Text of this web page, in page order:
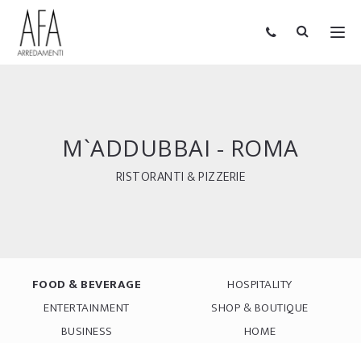
M`ADDUBBAI - ROMA
RISTORANTI & PIZZERIE
FOOD & BEVERAGE
HOSPITALITY
ENTERTAINMENT
SHOP & BOUTIQUE
BUSINESS
HOME